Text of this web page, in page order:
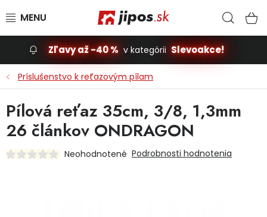
Slevoakce
Stavba, dom
Dielňa
Zľavy až -40 % v kategórii Slevoakce!
Príslušenstvo k reťazovým pílam
Pílová reťaz 35cm, 3/8, 1,3mm
26 článkov ONDRAGON
Neohodnotené Podrobnosti hodnotenia